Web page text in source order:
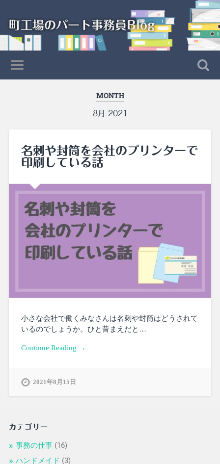
町工場のパート事務員Blog
MONTH
8月 2021
名刺や封筒を会社のプリンターで
印刷している話
小さな会社で働くみなさんは名刺や封筒はどうされて
いるのでしょうか。ひと昔まえだと…
Continue Reading →
2021年8月15日
カテゴリー
事務の仕事(16)
ハンドメイド (3)